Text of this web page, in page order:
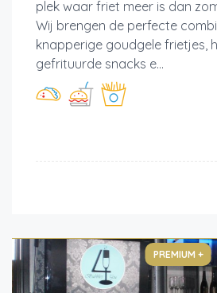
plek waar friet meer is dan
Wij brengen de perfecte
knapperige goudgele frietjes,
gefrituurde snacks e...
PREMIUM +